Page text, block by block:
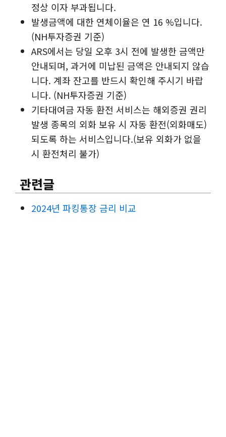
정상 이자 부과됩니다.
발생금액에 대한 연체이율은 연 16 %입니다.
(NH투자증권 기준)
ARS에서는 당일 오후 3시 전에 발생한 금액만
안내되며, 과거에 미납된 금액은 안내되지 않습
니다. 계좌 잔고를 반드시 확인해 주시기 바랍
니다. (NH투자증권 기준)
기타대여금 자동 환전 서비스는 해외증권 권리
발생 종목의 외화 보유 시 자동 환전(외화매도)
되도록 하는 서비스입니다.(보유 외화가 없을
시 환전처리 불가)
관련글
2024년 파킹통장 금리 비교